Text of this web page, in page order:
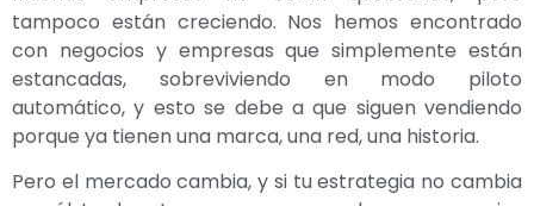
tampoco están creciendo. Nos hemos encontrado
con negocios y empresas que simplemente están
estancadas, sobreviviendo en modo piloto
automático, y esto se debe a que siguen vendiendo
porque ya tienen una marca, una red, una historia.
Pero el mercado cambia, y si tu estrategia no cambia